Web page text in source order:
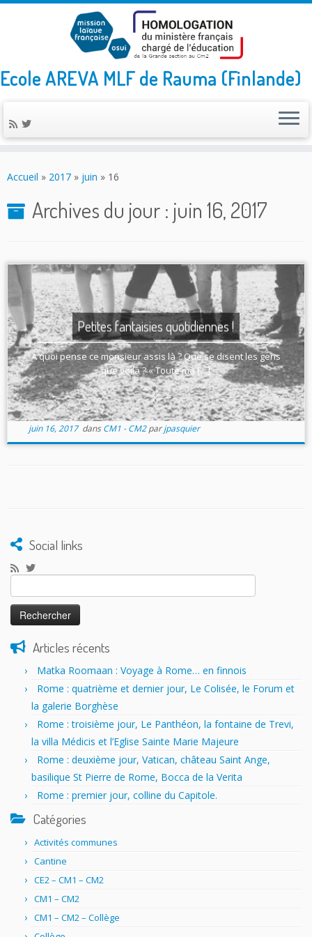
to
Ecole AREVA MLF de Rauma (Finlande)
Accueil » 2017 » juin » 16
Archives du jour : juin 16, 2017
Petites fantaisies quotidiennes !
A quoi pense ce monsieur assis là ? Que se disent les gens
que voilà ? « Toute ma […]
juin 16, 2017dansCM1 - CM2parjpasquier
Social links
Rechercher :
Articles récents
Matka Roomaan : Voyage à Rome… en finnois
Rome : quatrième et dernier jour, Le Colisée, le Forum et
la galerie Borghèse
Rome : troisième jour, Le Panthéon, la fontaine de Trevi,
la villa Médicis et l’Eglise Sainte Marie Majeure
Rome : deuxième jour, Vatican, château Saint Ange,
basilique St Pierre de Rome, Bocca de la Verita
Rome : premier jour, colline du Capitole.
Catégories
Activités communes
Cantine
CE2 – CM1 – CM2
CM1 – CM2
CM1 – CM2 – Collège